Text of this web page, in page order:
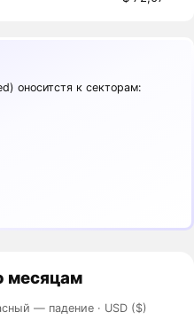
оноситстя к секторам:
месяцам
— падение · USD ($)